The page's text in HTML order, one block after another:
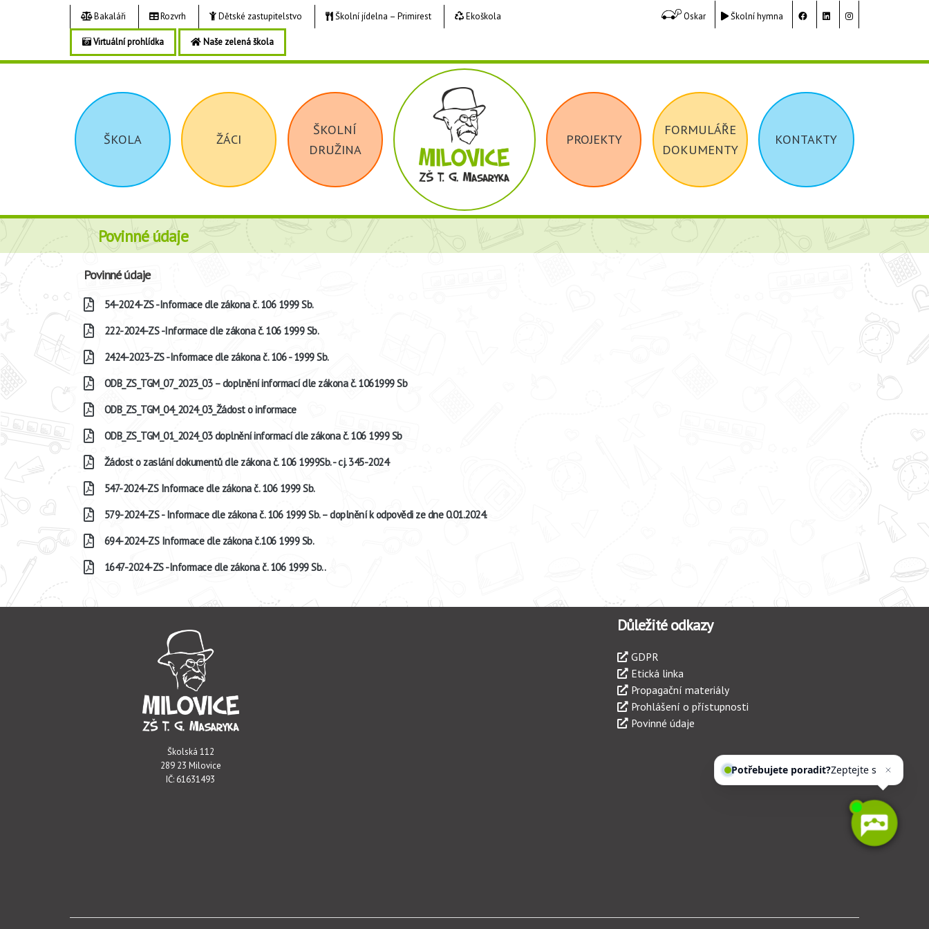
Bakaláři Rozvrh Dětské zastupitelstvo Školní jídelna – Primirest Ekoškola
Virtuální prohlídka Naše zelená škola
Oskar Školní hymna
ŠKOLA ŽÁCI
ŠKOLNÍ
DRUŽINA
PROJEKTY
FORMULÁŘE
DOKUMENTY
KONTAKTY
Povinné údaje
Povinné údaje
54-2024-ZS -Informace dle zákona č. 106 1999 Sb.
222-2024-ZS -Informace dle zákona č. 106 1999 Sb.
2424-2023-ZS -Informace dle zákona č. 106 - 1999 Sb.
ODB_ZS_TGM_07_2023_03 – doplnění informací dle zákona č. 1061999 Sb
ODB_ZS_TGM_04_2024_03_Žádost o informace
ODB_ZS_TGM_01_2024_03 doplnění informací dle zákona č. 106 1999 Sb
Žádost o zaslání dokumentů dle zákona č. 106 1999Sb. - cj. 345-2024
547-2024-ZS Informace dle zákona č. 106 1999 Sb.
579-2024-ZS - Informace dle zákona č. 106 1999 Sb. – doplnění k odpovědi ze dne 0.01.2024.
694-2024-ZS Informace dle zákona č.106 1999 Sb.
1647-2024-ZS -Informace dle zákona č. 106 1999 Sb..
Školská 112
289 23 Milovice
IČ: 61631493
Důležité odkazy
GDPR
Etická linka
Propagační materiály
Prohlášení o přístupnosti
Povinné údaje
Potřebujete poradit?Zeptejte se
našeho asi